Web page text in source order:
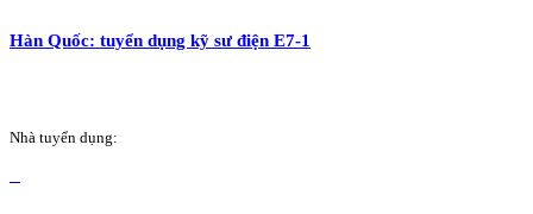
Hàn Quốc: tuyển dụng kỹ sư điện E7-1
Nhà tuyển dụng: